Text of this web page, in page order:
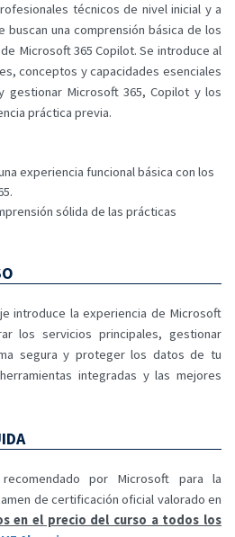
técnicos de nivel inicial y a
buscan una comprensión básica de los
Microsoft 365 Copilot. Se introduce al
conceptos y capacidades esenciales
gestionar Microsoft 365, Copilot y los
práctica previa.
experiencia funcional básica con los
sólida de las prácticas
introduce la experiencia de Microsoft
los servicios principales, gestionar
segura y proteger los datos de tu
integradas y las mejores
por Microsoft para la
de certificación oficial valorado en
en el precio del curso a todos los